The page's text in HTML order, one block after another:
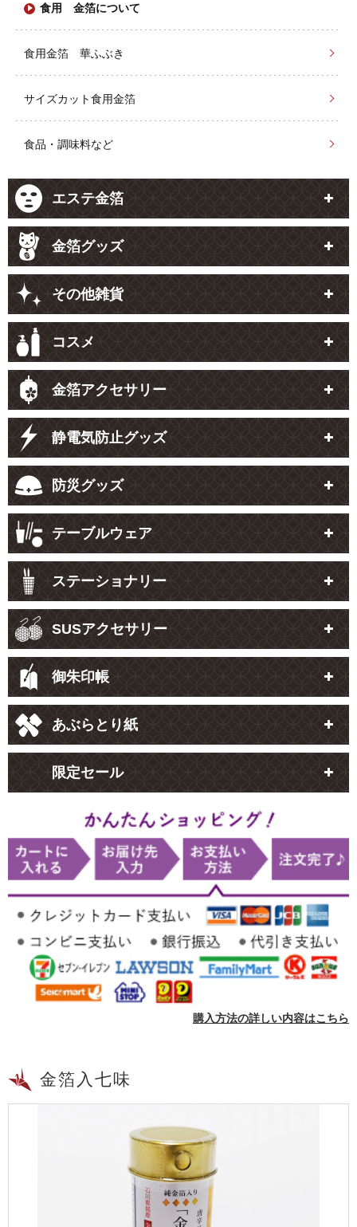
金箔入七味
食用 金箔について
食用金箔 華ふぶき
サイズカット食用金箔
食品・調味料など
エステ金箔
金箔グッズ
その他雑貨
コスメ
金箔アクセサリー
静電気防止グッズ
防災グッズ
テーブルウェア
ステーショナリー
SUSアクセサリー
御朱印帳
あぶらとり紙
限定セール
購入方法の詳しい内容はこちら